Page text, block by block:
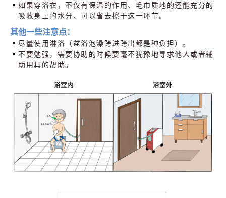
如果穿浴衣，不仅有保温的作用、毛巾质地的还能充分的
吸收身上的水分、可以省去擦干这一环节。
其他一些注意点：
尽量使用淋浴（盆浴泡澡跨进跨出都是种负担）。
不要勉强，需要协助的时候要毫不犹豫地寻求他人或者辅
助用具的帮助。